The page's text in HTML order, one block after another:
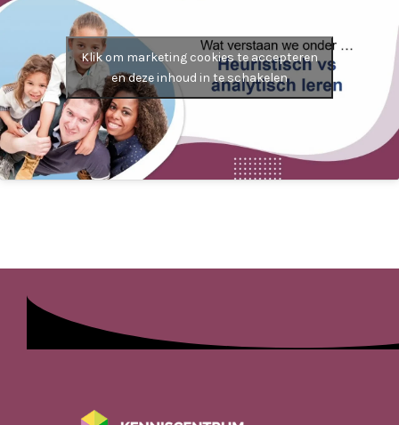
Klik om marketing cookies te accepteren
en deze inhoud in te schakelen